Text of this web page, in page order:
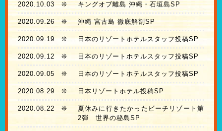
2020.10.03❊ キングオブ離島 沖縄・石垣島SP
2020.09.26❊ 沖縄 宮古島 徹底解剖SP
2020.09.19 ❊ 日本のリゾートホテルスタッフ投稿SP
2020.09.12 ❊ 日本のリゾートホテルスタッフ投稿SP
2020.09.05 ❊ 日本のリゾートホテルスタッフ投稿SP
2020.08.29 ❊ 日本リゾートホテル投稿SP
2020.08.22 ❊
夏休みに行きたかったビーチリゾート第
2弾 世界の秘島SP